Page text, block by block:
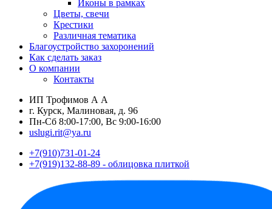
Иконы в рамках
Цветы, свечи
Крестики
Различная тематика
Благоустройство захоронений
Как сделать заказ
О компании
Контакты
ИП Трофимов А А
г. Курск, Малиновая, д. 96
Пн-Сб 8:00-17:00, Вс 9:00-16:00
uslugi.rit@ya.ru
+7(910)731-01-24
+7(919)132-88-89 - облицовка плиткой